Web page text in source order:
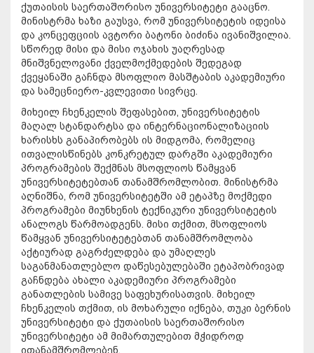
ქუთაისის საერთაშორისო უნივერსიტეტი გააცნო.
მინისტრმა ხაზი გაუსვა, რომ უნივერსიტეტის იდეისა
და კონცეფციის ავტორი ბატონი ბიძინა ივანიშვილია.
სწორედ მისი და მისი ოჯახის უაღრესად
მნიშვნელოვანი ქველმოქმედების შედეგად
ქვეყანაში გაჩნდა მსოფლიო მასშტაბის აკადემიური
და სამეცნიერო-კვლევითი სივრცე.
მიხეილ ჩხენკელის შეფასებით, უნივერსიტეტის
მაღალ სტანდარტსა და ინტერნაციონალიზაციის
ხარისხს განაპირობებს ის მიდგომა, რომელიც
ითვალისწინებს კონკრეტულ დარგში აკადემიური
პროგრამების შექმნას მსოფლიოს წამყვან
უნივერსიტეტებთან თანამშრომლობით. მინისტრმა
აღნიშნა, რომ უნივერსიტეტში ამ ეტაპზე მოქმედი
პროგრამები მიუნხენის ტექნიკური უნივერსიტეტის
ანალოგს წარმოადგენს. მისი თქმით, მსოფლიოს
წამყვან უნივერსიტეტებთან თანამშრომლობა
აქტიურად გაგრძელდება და უმაღლეს
საგანმანათლებლო დაწესებულებაში ეტაპობრივად
გაჩნდება ახალი აკადემიური პროგრამები
განათლების სამივე საფეხურისათვის. მიხეილ
ჩხენკელის თქმით, ის მოხარული იქნება, თუკი ბერნის
უნივერსიტეტი და ქუთაისის საერთაშორისო
უნივერსიტეტი ამ მიმართულებით მჭიდროდ
ითანამშრომლებენ.